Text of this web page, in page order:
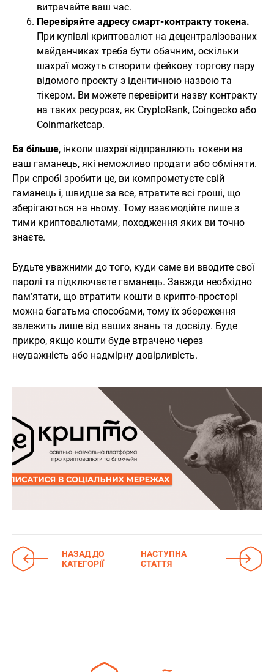
витрачайте ваш час.
Перевіряйте адресу смарт-контракту токена.
При купівлі криптовалют на децентралізованих
майданчиках треба бути обачним, оскільки
шахраї можуть створити фейкову торгову пару
відомого проекту з ідентичною назвою та
тікером. Ви можете перевірити назву контракту
на таких ресурсах, як CryptoRank, Coingecko або
Coinmarketcap.
Ба більше, інколи шахраї відправляють токени на
ваш гаманець, які неможливо продати або обміняти.
При спробі зробити це, ви компрометуєте свій
гаманець і, швидше за все, втратите всі гроші, що
зберігаються на ньому. Тому взаємодійте лише з
тими криптовалютами, походження яких ви точно
знаєте.
Будьте уважними до того, куди саме ви вводите свої
паролі та підключаєте гаманець. Завжди необхідно
пам’ятати, що втратити кошти в крипто-просторі
можна багатьма способами, тому їх збереження
залежить лише від ваших знань та досвіду. Буде
прикро, якщо кошти буде втрачено через
неуважність або надмірну довірливість.
НАЗАД ДО
КАТЕГОРІЇ
НАСТУПНА
СТАТТЯ